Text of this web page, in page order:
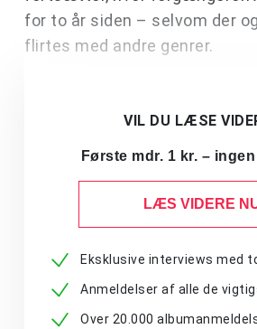
for to år siden – selvom der
flirtes med andre genrer.
VIL DU LÆSE
Første mdr. 1 kr. –
LÆS VIDERE
Eksklusive interviews med
Anmeldelser af alle de
Over 20.000